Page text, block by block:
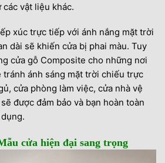
vật liệu khác.
xúc trực tiếp với ánh nắng mặt trời
dài sẽ khiến cửa bị phai màu. Tuy
cửa gỗ Composite cho những nơi
tránh ánh sáng mặt trời chiếu trực
cửa phòng làm việc, cửa nhà vệ
được đảm bảo và bạn hoàn toàn
cửa hiện đại sang trọng